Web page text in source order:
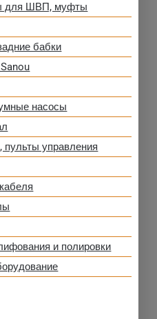
для ШВП, муфты
бабки
насосы
управления
и полировки